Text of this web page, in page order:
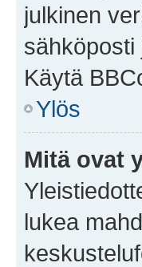
julkinen
Käytä
Ylös
Mitä ovat
lukea